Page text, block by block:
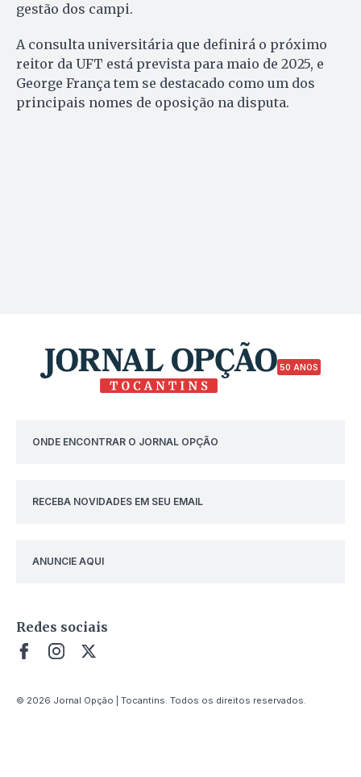
gestão dos campi.
A consulta universitária que definirá o próximo
reitor da UFT está prevista para maio de 2025, e
George França tem se destacado como um dos
principais nomes de oposição na disputa.
50 ANOS
ONDE ENCONTRAR O JORNAL OPÇÃO
RECEBA NOVIDADES EM SEU EMAIL
ANUNCIE AQUI
Redes sociais
© 2026 Jornal Opção | Tocantins. Todos os direitos reservados.